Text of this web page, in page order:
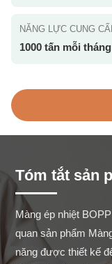
NĂNG LỰC CUNG
1000 tấn mỗi tháng
Tóm tắt sản
Màng ép nhiệt
quan sản phẩm
năng được thiết kế